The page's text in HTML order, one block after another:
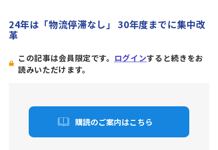
24年は「物流停滞なし」 30年度までに集中改
革
この記事は会員限定です。 ログインすると続きをお
読みいただけます。
購読のご案内はこちら